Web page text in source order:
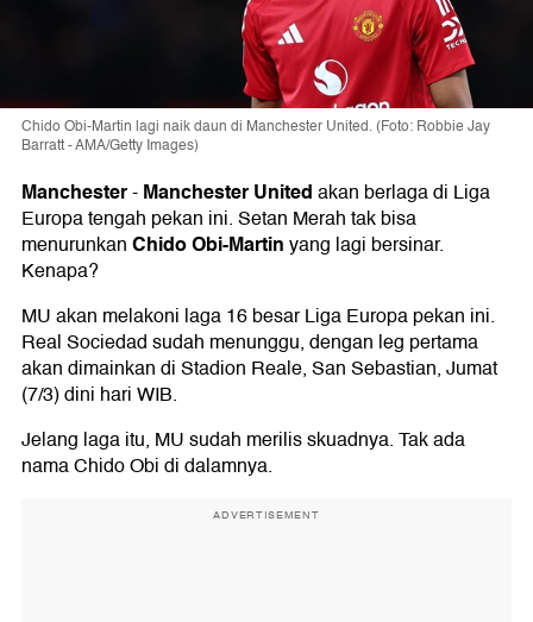
Chido Obi-Martin lagi naik daun di Manchester United. (Foto: Robbie Jay
Barratt - AMA/Getty Images)
Manchester-Manchester Unitedakan berlaga di Liga
Europa tengah pekan ini. Setan Merah tak bisa
menurunkanChido Obi-Martinyang lagi bersinar.
Kenapa?
MU akan melakoni laga 16 besar Liga Europa pekan ini.
Real Sociedad sudah menunggu, dengan leg pertama
akan dimainkan di Stadion Reale, San Sebastian, Jumat
(7/3) dini hari WIB.
Jelang laga itu, MU sudah merilis skuadnya. Tak ada
nama Chido Obi di dalamnya.
ADVERTISEMENT